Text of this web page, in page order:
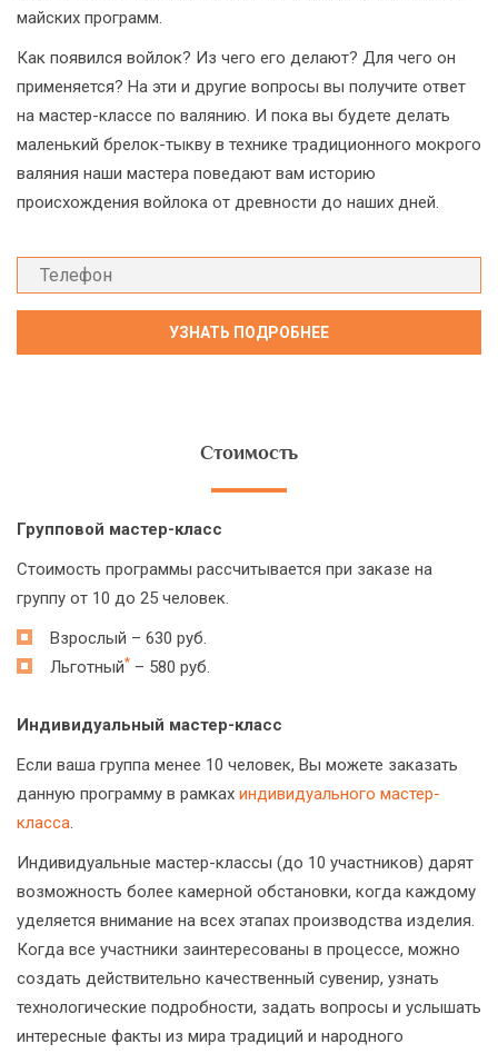
майских программ.
Как появился войлок? Из чего его делают? Для чего он
применяется? На эти и другие вопросы вы получите ответ
на мастер-классе по валянию. И пока вы будете делать
маленький брелок-тыкву в технике традиционного мокрого
валяния наши мастера поведают вам историю
происхождения войлока от древности до наших дней.
Стоимость
Групповой мастер-класс
Стоимость программы рассчитывается при заказе на
группу от 10 до 25 человек.
Взрослый – 630 руб.
Льготный* – 580 руб.
Индивидуальный мастер-класс
Если ваша группа менее 10 человек, Вы можете заказать
данную программу в рамках индивидуального мастер-
класса.
Индивидуальные мастер-классы (до 10 участников) дарят
возможность более камерной обстановки, когда каждому
уделяется внимание на всех этапах производства изделия.
Когда все участники заинтересованы в процессе, можно
создать действительно качественный сувенир, узнать
технологические подробности, задать вопросы и услышать
интересные факты из мира традиций и народного